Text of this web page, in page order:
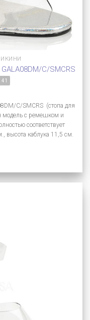
C/SMCRS
41
C/SMCRS (стопа для
модель с ремешком и
соответствует
высота каблука 11,5 см.